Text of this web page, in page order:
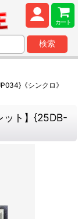
カート
検索
《シンクロ》
ット】{25DB-